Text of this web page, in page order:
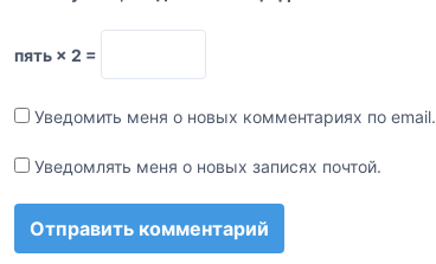
пять × 2 =
Уведомить меня о новых комментариях по email.
Уведомлять меня о новых записях почтой.